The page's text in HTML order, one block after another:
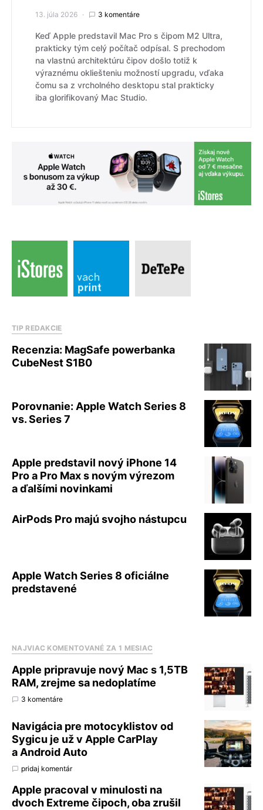
13. júla 2026 3 komentáre
Keď Apple predstavil Mac Pro s čipom M2 Ultra,
prakticky tým celý počítač odpísal. S prechodom
na vlastnú architektúru čipov došlo totiž k
výraznému okliešteniu možností upgradu, vďaka
čomu sa z vrcholného desktopu stal prakticky
iba glorifikovaný Mac Studio.
TIP REDAKCIE
Recenzia: MagSafe powerbanka
CubeNest S1B0
Porovnanie: Apple Watch Series 8
vs. Series 7
Apple predstavil nový iPhone 14
Pro a Pro Max s novým výrezom
a ďalšími novinkami
AirPods Pro majú svojho nástupcu
Apple Watch Series 8 oficiálne
predstavené
NAJVIAC KOMENTOVANÉ ZA 1 MESIAC
Apple pripravuje nový Mac s 1,5TB
RAM, zrejme sa nedoplatíme
3 komentáre
Navigácia pre motocyklistov od
Sygicu je už v Apple CarPlay
a Android Auto
pridaj komentár
Apple pracoval v minulosti na
dvoch Extreme čipoch, oba zrušil